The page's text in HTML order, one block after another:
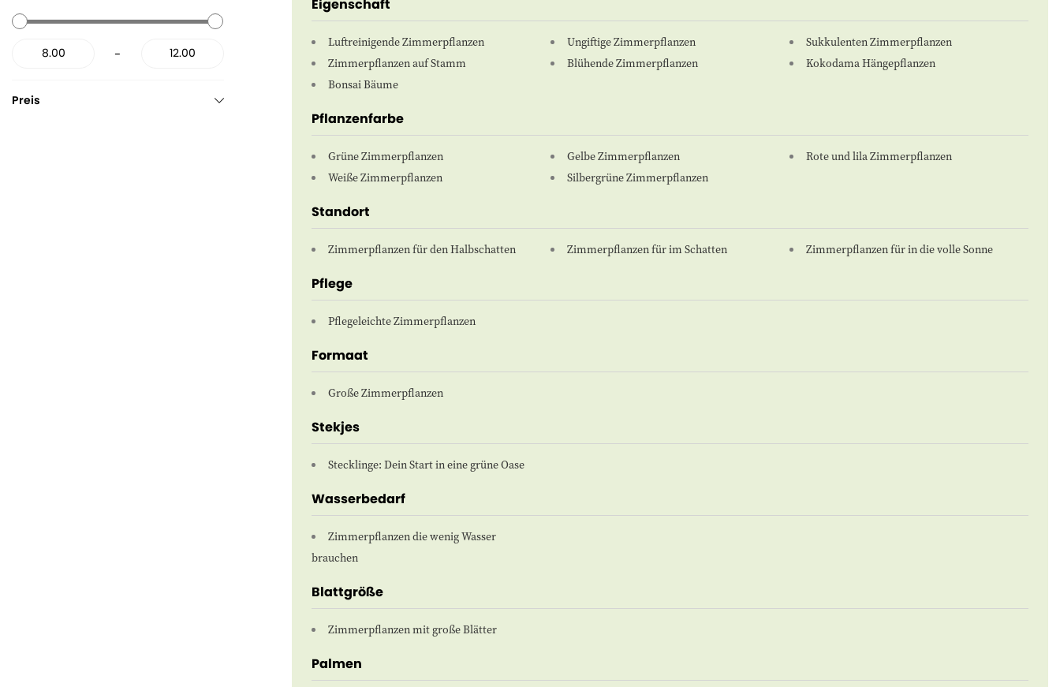
Eigenschaft
Luftreinigende Zimmerpflanzen Ungiftige Zimmerpflanzen
Sukkulenten Zimmerpflanzen
Zimmerpflanzen auf Stamm
Blühende Zimmerpflanzen
Kokodama Hängepflanzen
Bonsai Bäume
Pflanzenfarbe
Grüne Zimmerpflanzen Gelbe Zimmerpflanzen
Rote und lila Zimmerpflanzen
Weiße Zimmerpflanzen
Silbergrüne Zimmerpflanzen
Standort
Zimmerpflanzen für den Halbschatten Zimmerpflanzen für im Schatten Zimmerpflanzen für in die volle Sonne
Pflege
Pflegeleichte Zimmerpflanzen
Formaat
Große Zimmerpflanzen
Stekjes
Stecklinge: Dein Start in eine grüne Oase
Wasserbedarf
Zimmerpflanzen die wenig Wasser
brauchen
Blattgröße
Zimmerpflanzen mit große Blätter
Palmen
-
Preis